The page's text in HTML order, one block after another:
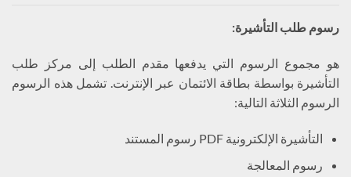
رسوم طلب التأشيرة:
هو مجموع الرسوم التي يدفعها مقدم الطلب إلى مركز طلب
التأشيرة بواسطة بطاقة الائتمان عبر الإنترنت. تشمل هذه الرسوم
الرسوم الثلاثة التالية:
التأشيرة الإلكترونية PDF رسوم المستند
رسوم المعالجة